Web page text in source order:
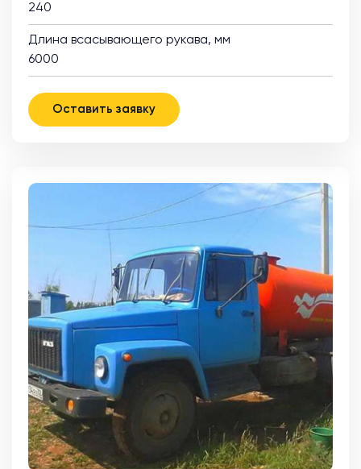
240
Длина всасывающего рукава, мм
6000
Оставить заявку